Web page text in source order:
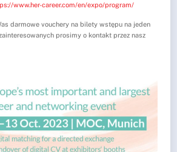
www.her-career.com/en/expo/program/
darmowe vouchery na bilety wstępu na jeden
prosimy o kontakt przez nasz